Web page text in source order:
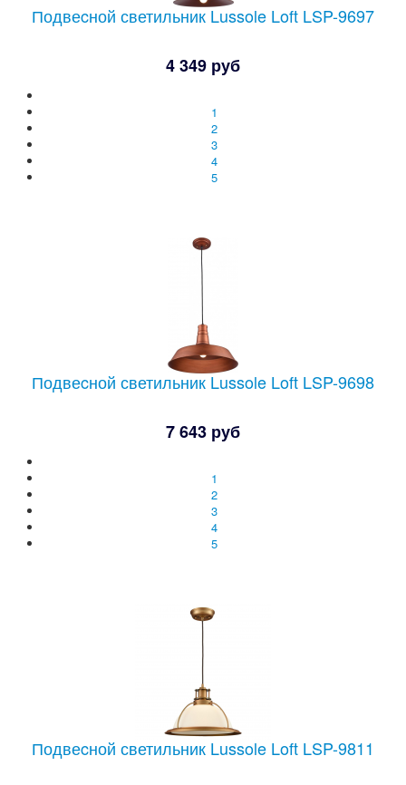
Подвеcной светильник Lussole Loft LSP-9697
4 349 руб
1
2
3
4
5
Подвеcной светильник Lussole Loft LSP-9698
7 643 руб
1
2
3
4
5
Подвеcной светильник Lussole Loft LSP-9811